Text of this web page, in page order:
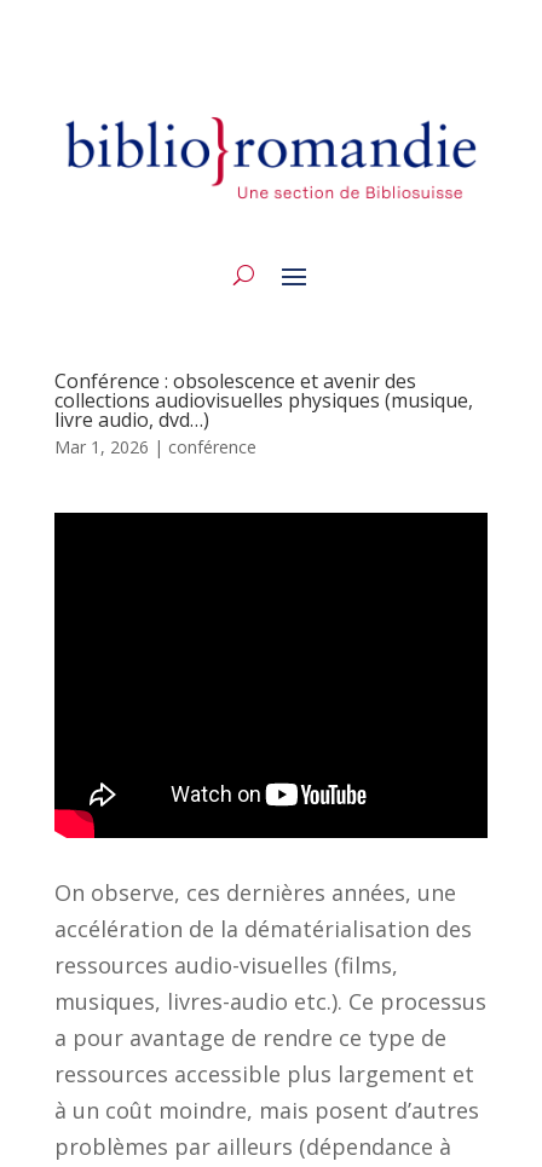
Conférence : obsolescence et avenir des
collections audiovisuelles physiques (musique,
livre audio, dvd…)
Mar 1, 2026 | conférence
On observe, ces dernières années, une
accélération de la dématérialisation des
ressources audio-visuelles (films,
musiques, livres-audio etc.). Ce processus
a pour avantage de rendre ce type de
ressources accessible plus largement et
à un coût moindre, mais posent d’autres
problèmes par ailleurs (dépendance à